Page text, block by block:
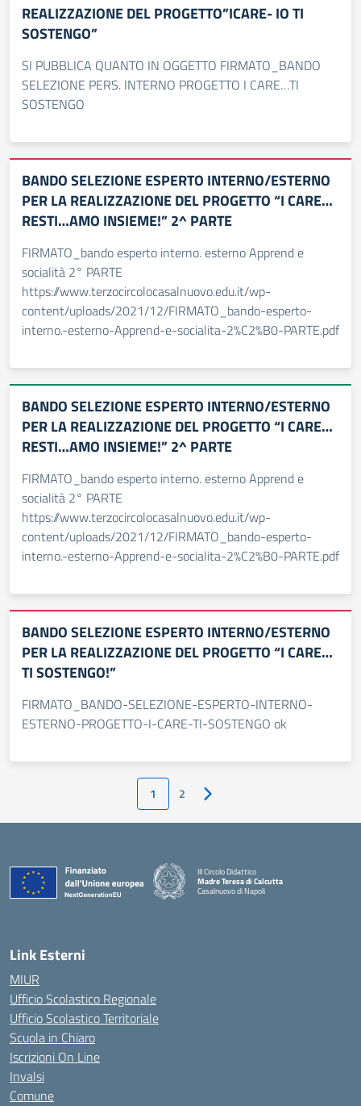
REALIZZAZIONE DEL PROGETTO”ICARE- IO TI
SOSTENGO”
SI PUBBLICA QUANTO IN OGGETTO FIRMATO_BANDO
SELEZIONE PERS. INTERNO PROGETTO I CARE…TI
SOSTENGO
BANDO SELEZIONE ESPERTO INTERNO/ESTERNO
PER LA REALIZZAZIONE DEL PROGETTO “I CARE…
RESTI…AMO INSIEME!” 2^ PARTE
FIRMATO_bando esperto interno. esterno Apprend e
socialità 2° PARTE
https://www.terzocircolocasalnuovo.edu.it/wp-
content/uploads/2021/12/FIRMATO_bando-esperto-
interno.-esterno-Apprend-e-socialita-2%C2%B0-PARTE.pdf
BANDO SELEZIONE ESPERTO INTERNO/ESTERNO
PER LA REALIZZAZIONE DEL PROGETTO “I CARE…
RESTI…AMO INSIEME!” 2^ PARTE
FIRMATO_bando esperto interno. esterno Apprend e
socialità 2° PARTE
https://www.terzocircolocasalnuovo.edu.it/wp-
content/uploads/2021/12/FIRMATO_bando-esperto-
interno.-esterno-Apprend-e-socialita-2%C2%B0-PARTE.pdf
BANDO SELEZIONE ESPERTO INTERNO/ESTERNO
PER LA REALIZZAZIONE DEL PROGETTO “I CARE…
TI SOSTENGO!”
FIRMATO_BANDO-SELEZIONE-ESPERTO-INTERNO-
ESTERNO-PROGETTO-I-CARE-TI-SOSTENGO ok
1 2 Pagina successiva
III Circolo Didattico
Madre Teresa di Calcutta
Casalnuovo di Napoli
— Visita la pagina iniziale della scuola
Link Esterni
MIUR
Ufficio Scolastico Regionale
Ufficio Scolastico Territoriale
Scuola in Chiaro
Iscrizioni On Line
Invalsi
Comune